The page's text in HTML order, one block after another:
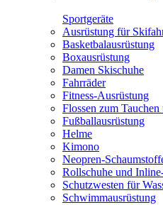
Sportgeräte
Ausrüstung für
Basketbalausrüstung
Boxausrüstung
Damen Skischuhe
Fahrräder
Fitness-Ausrüstung
Flossen zum
Fußballausrüstung
Helme
Kimono
Neopren-
Rollschuhe und
Schutzwesten für
Schwimmausrüstung